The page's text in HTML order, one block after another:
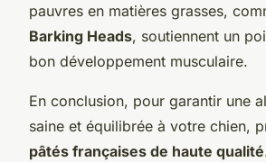
pauvres en matières grasses,
Barking Heads, soutiennent un
bon développement musculaire.
En conclusion, pour garantir une
saine et équilibrée à votre chien,
pâtés françaises de haute qualité